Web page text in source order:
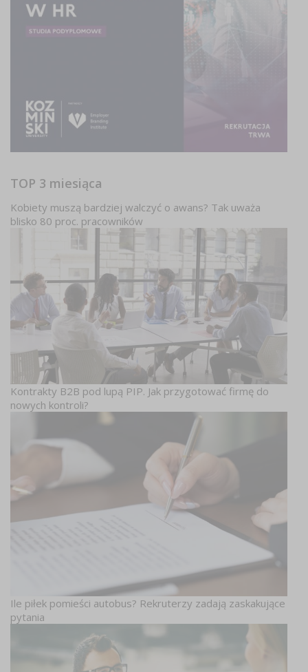
TOP 3 miesiąca
Kobiety muszą bardziej walczyć o awans? Tak uważa
blisko 80 proc. pracowników
Kontrakty B2B pod lupą PIP. Jak przygotować firmę do
nowych kontroli?
Ile piłek pomieści autobus? Rekruterzy zadają zaskakujące
pytania